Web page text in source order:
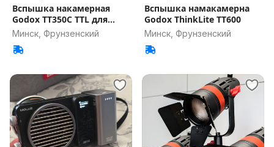
Вспышка накамерная
Godox TT350C TTL для
Canon
Минск, Фрунзенский
Вспышка намакамерна
Godox ThinkLite TT600
Минск, Фрунзенский